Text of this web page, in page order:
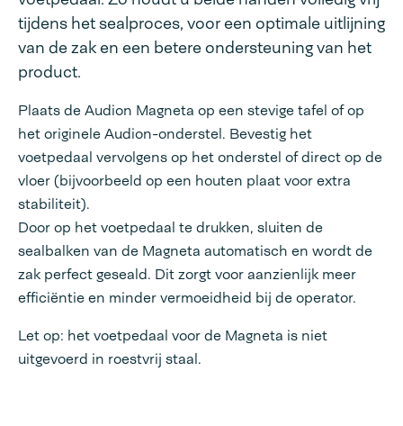
tijdens het sealproces, voor een optimale uitlijning
van de zak en een betere ondersteuning van het
product.
Plaats de Audion Magneta op een stevige tafel of op
het originele Audion-onderstel. Bevestig het
voetpedaal vervolgens op het onderstel of direct op de
vloer (bijvoorbeeld op een houten plaat voor extra
stabiliteit).
Door op het voetpedaal te drukken, sluiten de
sealbalken van de Magneta automatisch en wordt de
zak perfect geseald. Dit zorgt voor aanzienlijk meer
efficiëntie en minder vermoeidheid bij de operator.
Let op: het voetpedaal voor de Magneta is niet
uitgevoerd in roestvrij staal.